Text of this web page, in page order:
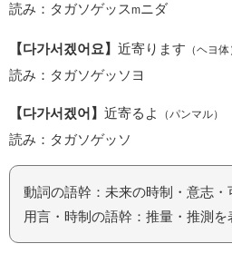
読み：タガソゲッスmニダ
【다가서겠어요】 近寄ります （ヘヨ体
読み：タガソゲッソヨ
【다가서겠어】 近寄るよ （パンマル）
読み：タガソゲッソ
動詞の語幹：未来の時制・意志・
用言・時制の語幹：推量・推測を